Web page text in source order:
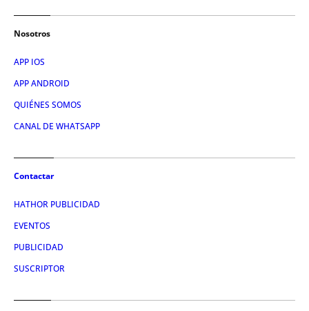
Nosotros
APP IOS
APP ANDROID
QUIÉNES SOMOS
CANAL DE WHATSAPP
Contactar
HATHOR PUBLICIDAD
EVENTOS
PUBLICIDAD
SUSCRIPTOR